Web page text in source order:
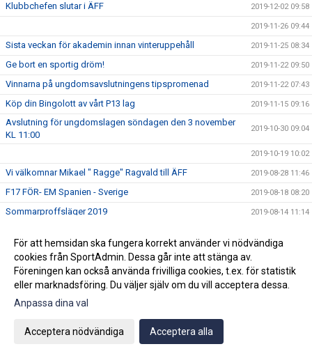
Klubbchefen slutar i ÄFF 2019-12-02 09:58
2019-11-26 09:44
Sista veckan för akademin innan vinteruppehåll 2019-11-25 08:34
Ge bort en sportig dröm! 2019-11-22 09:50
Vinnarna på ungdomsavslutningens tipspromenad 2019-11-22 07:43
Köp din Bingolott av vårt P13 lag 2019-11-15 09:16
Avslutning för ungdomslagen söndagen den 3 november
KL 11:00
2019-10-30 09:04
2019-10-19 10:02
Vi välkomnar Mikael " Ragge" Ragvald till ÄFF 2019-08-28 11:46
F17 FÖR- EM Spanien - Sverige 2019-08-18 08:20
Sommarproffsläger 2019 2019-08-14 11:14
ÄFF söker matchsekreterare 2019-08-14 10:18
Angående gårdagens match i P19-Allsvenskan 2019-08-11 11:42
Kalle är på semester 2019-08-10 09:14
Klubbchefen Helena Wennerström presenterar sig
FitLine är ny samarbetspartner
För att hemsidan ska fungera korrekt använder vi nödvändiga
cookies från SportAdmin. Dessa går inte att stänga av.
Föreningen kan också använda frivilliga cookies, t.ex. för statistik
eller marknadsföring. Du väljer själv om du vill acceptera dessa.
Anpassa dina val
Acceptera nödvändiga Acceptera alla